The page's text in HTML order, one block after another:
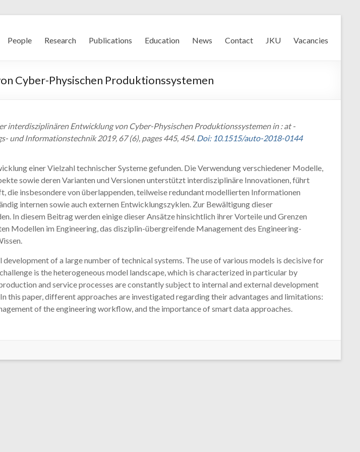
People Research Publications Education News Contact JKU Vacancies
Cyber-Physischen Produktionssystemen
interdisziplinären Entwicklung von Cyber-Physischen Produktionssystemen in : at -
und Informationstechnik 2019, 67 (6), pages 445, 454. Doi: 10.1515/auto-2018-0144
einer Vielzahl technischer Systeme gefunden. Die Verwendung verschiedener Modelle,
sowie deren Varianten und Versionen unterstützt interdisziplinäre Innovationen, führt
die insbesondere von überlappenden, teilweise redundant modellierten Informationen
internen sowie auch externen Entwicklungszyklen. Zur Bewältigung dieser
In diesem Beitrag werden einige dieser Ansätze hinsichtlich ihrer Vorteile und Grenzen
Modellen im Engineering, das disziplin-übergreifende Management des Engineering-
of a large number of technical systems. The use of various models is decisive for
is the heterogeneous model landscape, which is characterized in particular by
and service processes are constantly subject to internal and external development
this paper, different approaches are investigated regarding their advantages and limitations:
of the engineering workflow, and the importance of smart data approaches.